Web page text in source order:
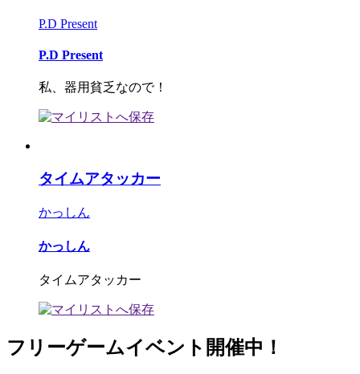
P.D Present
P.D Present
私、器用貧乏なので！
タイムアタッカー
かっしん
かっしん
タイムアタッカー
フリーゲームイベント開催中！